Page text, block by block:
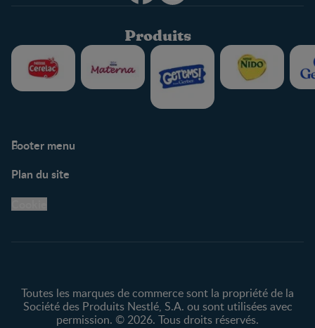
Produits
Footer menu
Centre de soutien
Avis légaux
Protection des
Plan du site
Toutes les marques de commerce sont la propriété de la
Société des Produits Nestlé, S.A. ou sont utilisées avec
permission. © 2026. Tous droits réservés.